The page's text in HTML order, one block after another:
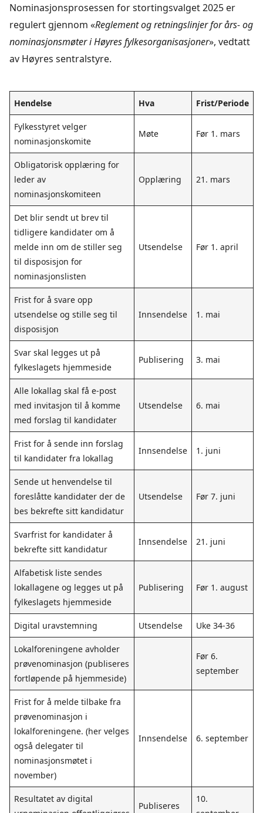
Nominasjonsprosessen for stortingsvalget 2025 er
regulert gjennom «Reglement og retningslinjer for års- og
nominasjonsmøter i Høyres fylkesorganisasjoner», vedtatt
av Høyres sentralstyre.
Hendelse Hva Frist/Periode
Fylkesstyret velger
nominasjonskomite
Møte Før 1. mars
Obligatorisk opplæring for
leder av
nominasjonskomiteen
Opplæring 21. mars
Det blir sendt ut brev til
tidligere kandidater om å
melde inn om de stiller seg
til disposisjon for
nominasjonslisten
Utsendelse Før 1. april
Frist for å svare opp
utsendelse og stille seg til
disposisjon
Innsendelse 1. mai
Svar skal legges ut på
fylkeslagets hjemmeside
Publisering 3. mai
Alle lokallag skal få e-post
med invitasjon til å komme
med forslag til kandidater
Utsendelse 6. mai
Frist for å sende inn forslag
til kandidater fra lokallag
Innsendelse 1. juni
Sende ut henvendelse til
foreslåtte kandidater der de
bes bekrefte sitt kandidatur
Utsendelse Før 7. juni
Svarfrist for kandidater å
bekrefte sitt kandidatur
Innsendelse 21. juni
Alfabetisk liste sendes
lokallagene og legges ut på
fylkeslagets hjemmeside
Publisering Før 1. august
Digital uravstemning Utsendelse Uke 34-36
Lokalforeningene avholder
prøvenominasjon (publiseres
fortløpende på hjemmeside)
Før 6.
september
Frist for å melde tilbake fra
prøvenominasjon i
lokalforeningene. (her velges
også delegater til
nominasjonsmøtet i
november)
Innsendelse 6. september
Resultatet av digital
Publiseres
10.